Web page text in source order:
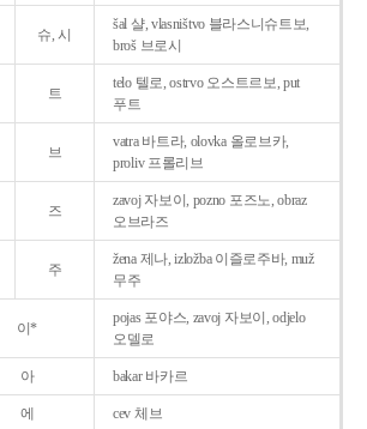
슈, 시
šal 샬, vlasništvo 블라스니슈트보,
broš 브로시
트
telo 텔로, ostrvo 오스트르보, put
푸트
브
vatra 바트라, olovka 올로브카,
proliv 프롤리브
즈
zavoj 자보이, pozno 포즈노, obraz
오브라즈
주
žena 제나, izložba 이즐로주바, muž
무주
이*
pojas 포야스, zavoj 자보이, odjelo
오델로
아 bakar 바카르
에 cev 체브